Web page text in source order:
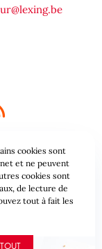
cookies sont
et ne peuvent
cookies sont
de lecture de
tout à fait les